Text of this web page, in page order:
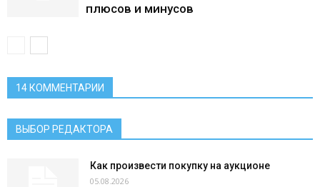
плюсов и минусов
14 КОММЕНТАРИИ
ВЫБОР РЕДАКТОРА
Как произвести покупку на аукционе
05.08.2026